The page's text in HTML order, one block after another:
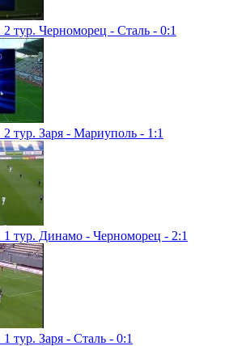
тур. Черноморец - Сталь - 0:1
тур. Заря - Мариуполь - 1:1
тур. Динамо - Черноморец - 2:1
тур. Заря - Сталь - 0:1